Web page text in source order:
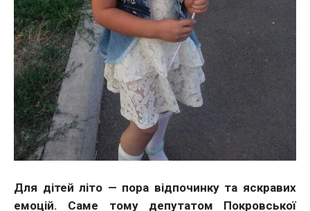
Для дітей літо — пора відпочинку та яскравих
емоцій. Саме тому депутатом Покровської